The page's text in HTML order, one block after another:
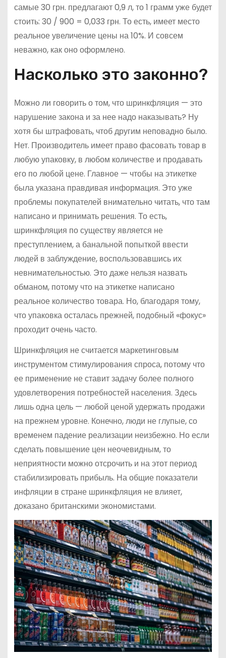
самые 30 грн. предлагают 0,9 л, то 1 грамм уже будет
стоить: 30 / 900 = 0,033 грн. То есть, имеет место
реальное увеличение цены на 10%. И совсем
неважно, как оно оформлено.
Насколько это законно?
Можно ли говорить о том, что шринкфляция — это
нарушение закона и за нее надо наказывать? Ну
хотя бы штрафовать, чтоб другим неповадно было.
Нет. Производитель имеет право фасовать товар в
любую упаковку, в любом количестве и продавать
его по любой цене. Главное — чтобы на этикетке
была указана правдивая информация. Это уже
проблемы покупателей внимательно читать, что там
написано и принимать решения. То есть,
шринкфляция по существу является не
преступлением, а банальной попыткой ввести
людей в заблуждение, воспользовавшись их
невнимательностью. Это даже нельзя назвать
обманом, потому что на этикетке написано
реальное количество товара. Но, благодаря тому,
что упаковка осталась прежней, подобный «фокус»
проходит очень часто.
Шринкфляция не считается маркетинговым
инструментом стимулирования спроса, потому что
ее применение не ставит задачу более полного
удовлетворения потребностей населения. Здесь
лишь одна цель — любой ценой удержать продажи
на прежнем уровне. Конечно, люди не глупые, со
временем падение реализации неизбежно. Но если
сделать повышение цен неочевидным, то
неприятности можно отсрочить и на этот период
стабилизировать прибыль. На общие показатели
инфляции в стране шринкфляция не влияет,
доказано британскими экономистами.